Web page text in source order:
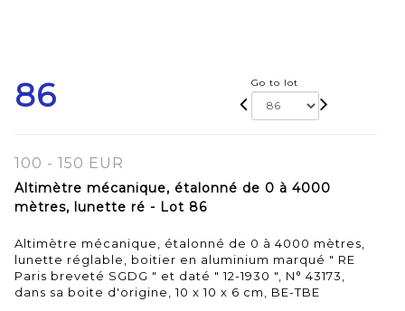
86 Go to lot
100 - 150 EUR
Altimètre mécanique, étalonné de 0 à 4000
mètres, lunette ré - Lot 86
Altimètre mécanique, étalonné de 0 à 4000 mètres,
lunette réglable, boitier en aluminium marqué " RE
Paris breveté SGDG " et daté " 12-1930 ", N° 43173,
dans sa boite d'origine, 10 x 10 x 6 cm, BE-TBE